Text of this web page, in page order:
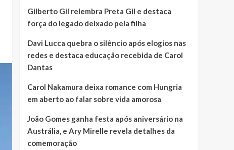
Gilberto Gil relembra Preta Gil e destaca
força do legado deixado pela filha
Davi Lucca quebra o silêncio após elogios nas
redes e destaca educação recebida de Carol
Dantas
Carol Nakamura deixa romance com Hungria
em aberto ao falar sobre vida amorosa
João Gomes ganha festa após aniversário na
Austrália, e Ary Mirelle revela detalhes da
comemoração